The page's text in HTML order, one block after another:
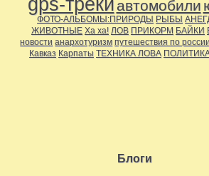
gps-треки автомобили
ФОТО-АЛЬБОМЫ:ПРИРОДЫ РЫБЫ
ЖИВОТНЫЕ Ха ха! ЛОВ ПРИКОРМ БАЙКИ
новости анархотуризм путешествия по
Кавказ Карпаты ТЕХНИКА ЛОВА
Блоги